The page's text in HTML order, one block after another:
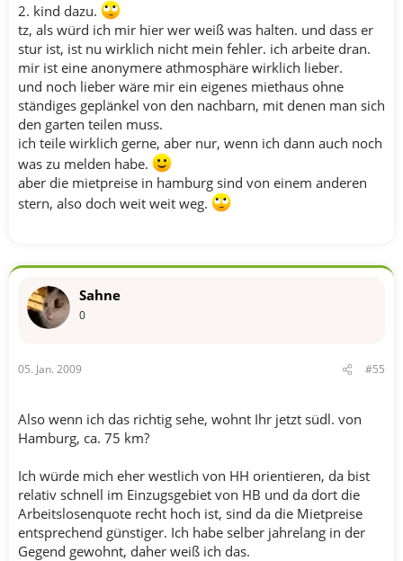
2. kind dazu.
tz, als würd ich mir hier wer weiß was halten. und dass er
stur ist, ist nu wirklich nicht mein fehler. ich arbeite dran.
mir ist eine anonymere athmosphäre wirklich lieber.
und noch lieber wäre mir ein eigenes miethaus ohne
ständiges geplänkel von den nachbarn, mit denen man sich
den garten teilen muss.
ich teile wirklich gerne, aber nur, wenn ich dann auch noch
was zu melden habe.
aber die mietpreise in hamburg sind von einem anderen
stern, also doch weit weit weg.
Sahne
0
05. Jan. 2009 #55
Also wenn ich das richtig sehe, wohnt Ihr jetzt südl. von
Hamburg, ca. 75 km?
Ich würde mich eher westlich von HH orientieren, da bist
relativ schnell im Einzugsgebiet von HB und da dort die
Arbeitslosenquote recht hoch ist, sind da die Mietpreise
entsprechend günstiger. Ich habe selber jahrelang in der
Gegend gewohnt, daher weiß ich das.